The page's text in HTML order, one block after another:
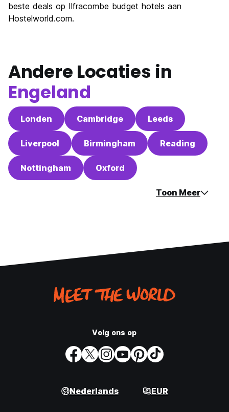
beste deals op Ilfracombe budget hotels aan
Hostelworld.com.
Andere Locaties in
Engeland
Londen Cambridge Leeds
Liverpool Birmingham Reading
Nottingham Oxford
Toon Meer
Volg ons op
Nederlands EUR